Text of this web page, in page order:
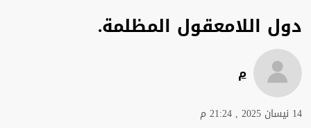
دول اللامعقول المظلمة.
م
14 نيسان 2025 , 21:24 م